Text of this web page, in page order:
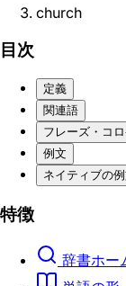
church
目次
定義
関連語
フレーズ・コ
例文
ネイティブの
特徴
辞書ホー